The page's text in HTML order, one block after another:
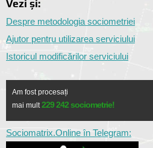
Vezi și:
Despre metodologia sociometriei
Ajutor pentru utilizarea serviciului
Istoricul modificărilor serviciului
Am fost procesați
mai mult229 242 sociometrie!
Sociomatrix.Online în Telegram: